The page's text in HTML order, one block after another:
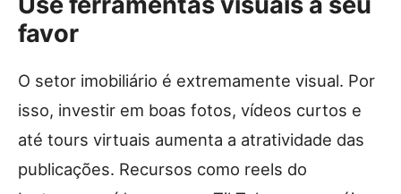
favor
O setor imobiliário é extremamente visual. Por
isso, investir em boas fotos, vídeos curtos e
até tours virtuais aumenta a atratividade das
publicações. Recursos como reels do